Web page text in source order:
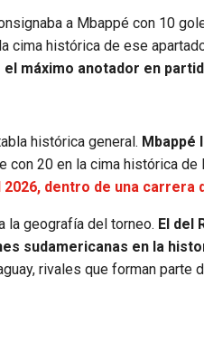
a Mbappé con 10
cima histórica de ese
máximo anotador en
histórica general. Mbappé
con 20 en la cima histórica
dentro de una carrera
la geografía del torneo. El del
sudamericanas en la
rivales que forman